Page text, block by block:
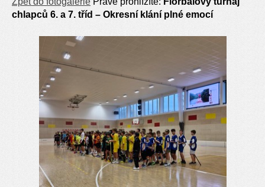
chlapců 6. a 7. tříd – Okresní klání plné emocí